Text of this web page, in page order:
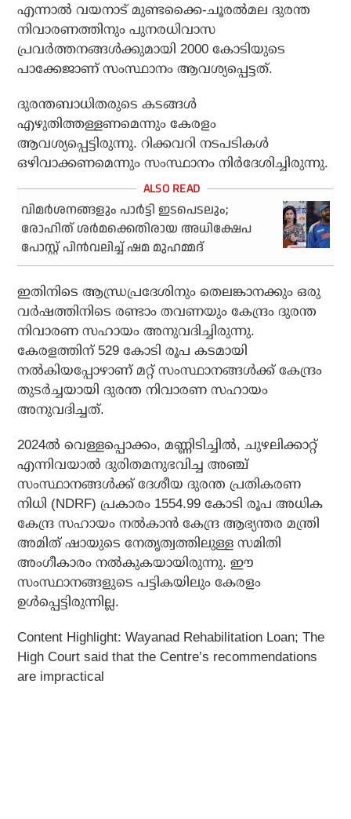
എന്നാല്‍ വയനാട് മുണ്ടക്കൈ-ചൂരല്‍മല ദുരന്ത
നിവാരണത്തിനും പുനരധിവാസ
പ്രവര്‍ത്തനങ്ങള്‍ക്കുമായി 2000 കോടിയുടെ
പാക്കേജാണ് സംസ്ഥാനം ആവശ്യപ്പെട്ടത്.
ദുരന്തബാധിതരുടെ കടങ്ങള്‍
എഴുതിത്തള്ളണമെന്നും കേരളം
ആവശ്യപ്പെട്ടിരുന്നു. റിക്കവറി നടപടികള്‍
ഒഴിവാക്കണമെന്നും സംസ്ഥാനം നിര്‍ദേശിച്ചിരുന്നു.
വിമര്‍ശനങ്ങളും പാര്‍ട്ടി ഇടപെടലും;
രോഹിത് ശര്‍മക്കെതിരായ അധിക്ഷേപ
പോസ്റ്റ് പിന്‍വലിച്ച് ഷമ മുഹമ്മദ്
ഇതിനിടെ ആന്ധ്രപ്രദേശിനും തെലങ്കാനക്കും ഒരു
വര്‍ഷത്തിനിടെ രണ്ടാം തവണയും കേന്ദ്രം ദുരന്ത
നിവാരണ സഹായം അനുവദിച്ചിരുന്നു.
കേരളത്തിന് 529 കോടി രൂപ കടമായി
നല്‍കിയപ്പോഴാണ് മറ്റ് സംസ്ഥാനങ്ങള്‍ക്ക് കേന്ദ്രം
തുടര്‍ച്ചയായി ദുരന്ത നിവാരണ സഹായം
അനുവദിച്ചത്.
2024ല്‍ വെള്ളപ്പൊക്കം, മണ്ണിടിച്ചില്‍, ചുഴലിക്കാറ്റ്
എന്നിവയാല്‍ ദുരിതമനുഭവിച്ച അഞ്ച്
സംസ്ഥാനങ്ങള്‍ക്ക് ദേശീയ ദുരന്ത പ്രതികരണ
നിധി (NDRF) പ്രകാരം 1554.99 കോടി രൂപ അധിക
കേന്ദ്ര സഹായം നല്‍കാന്‍ കേന്ദ്ര ആഭ്യന്തര മന്ത്രി
അമിത് ഷായുടെ നേതൃത്വത്തിലുള്ള സമിതി
അംഗീകാരം നല്‍കുകയായിരുന്നു. ഈ
സംസ്ഥാനങ്ങളുടെ പട്ടികയിലും കേരളം
ഉള്‍പ്പെട്ടിരുന്നില്ല.
Content Highlight: Wayanad Rehabilitation Loan; The
High Court said that the Centre’s recommendations
are impractical